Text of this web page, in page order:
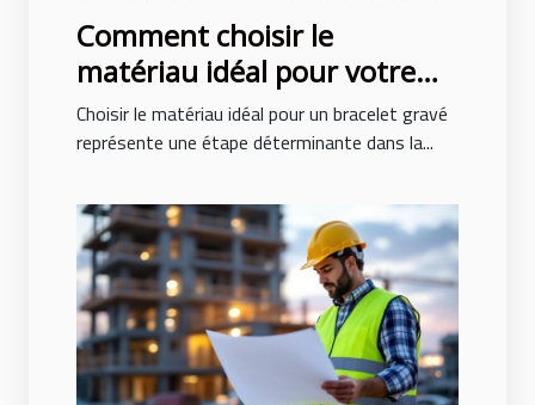
Comment choisir le
matériau idéal pour votre
bracelet gravé ?
Choisir le matériau idéal pour un bracelet gravé
représente une étape déterminante dans la...